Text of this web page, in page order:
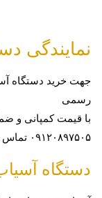
نمایندگی
جهت خرید دستگاه
رسمی
با قیمت کمپانی و
۰۹۱۲۰۸۹۷۵۰۵ تماس بگیرید.
دستگاه